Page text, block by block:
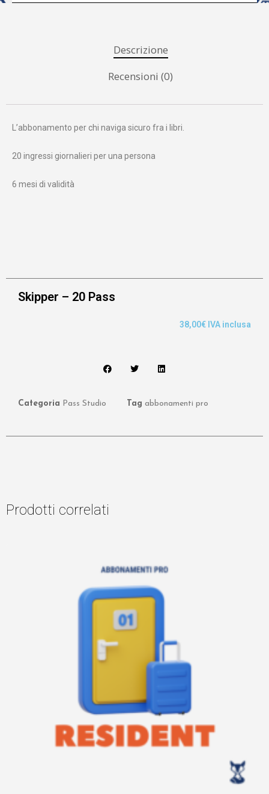
Descrizione
Recensioni (0)
L’abbonamento per chi naviga sicuro fra i libri.
20 ingressi giornalieri per una persona
6 mesi di validità
Skipper – 20 Pass
38,00€ IVA inclusa
Categoria Pass Studio Tag abbonamenti pro
Prodotti correlati